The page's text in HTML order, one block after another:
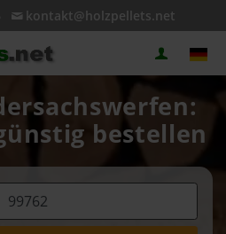
kontakt@holzpellets.net
bestellen